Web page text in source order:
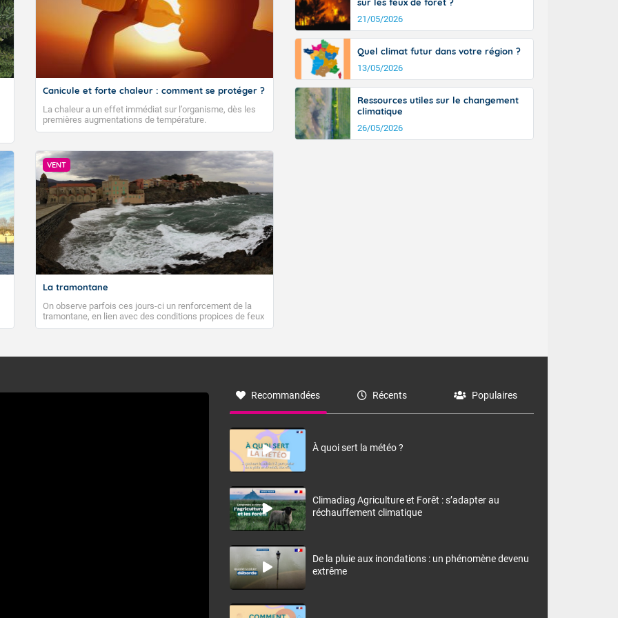
Canicule et forte chaleur : comment se protéger ?
La chaleur a un effet immédiat sur l’organisme, dès les
premières augmentations de température.
VENT
La tramontane
On observe parfois ces jours-ci un renforcement de la
tramontane, en lien avec des conditions propices de feux
de forêt. Mais qu'est-ce que la tramontane ? Quelles sont
à nord-ouest, dans un secteur qui part du Roussillon à la
monts, en allusion aux régions montagneuses d’où
21/05/2026
Quel climat futur dans votre région ?
13/05/2026
Ressources utiles sur le changement
climatique
26/05/2026
Recommandées Récents Populaires
À quoi sert la météo ?
Climadiag Agriculture et Forêt : s’adapter au
réchauffement climatique
De la pluie aux inondations : un phénomène devenu
extrême